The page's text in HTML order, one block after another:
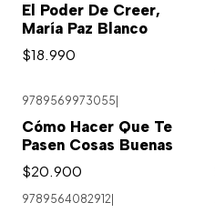
El Poder De Creer,
María Paz Blanco
$18.990
9789569973055
Cómo Hacer Que Te
Pasen Cosas Buenas
$20.900
9789564082912